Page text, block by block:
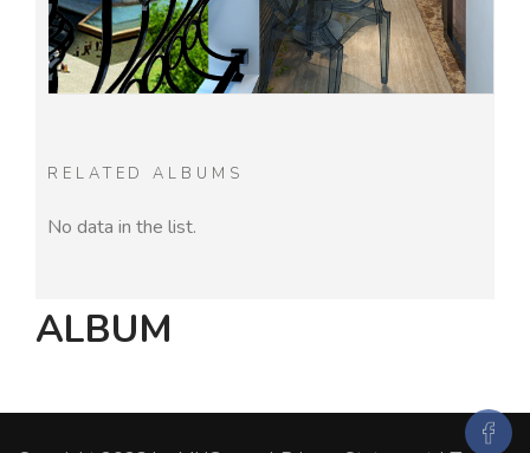
RELATED ALBUMS
No data in the list.
ALBUM